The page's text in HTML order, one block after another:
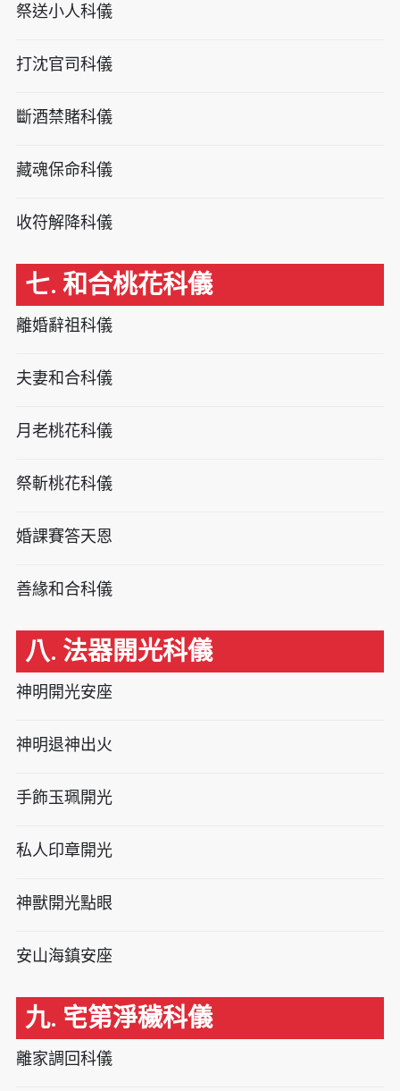
祭送小人科儀
打沈官司科儀
斷酒禁賭科儀
藏魂保命科儀
收符解降科儀
七. 和合桃花科儀
離婚辭祖科儀
夫妻和合科儀
月老桃花科儀
祭斬桃花科儀
婚課賽答天恩
善緣和合科儀
八. 法器開光科儀
神明開光安座
神明退神出火
手飾玉珮開光
私人印章開光
神獸開光點眼
安山海鎮安座
九. 宅第淨穢科儀
離家調回科儀